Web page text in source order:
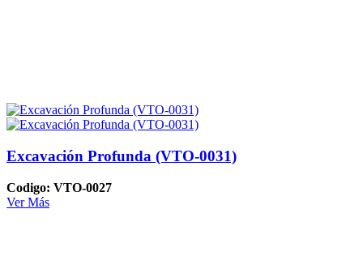
Excavación Profunda (VTO-0031)
Codigo: VTO-0027
Ver Más